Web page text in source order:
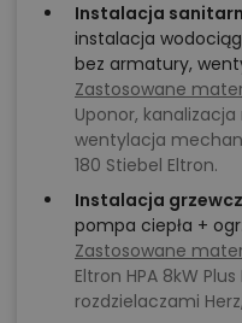
Instalacja
instalacja
bez armatury,
Zastosowane
Uponor,
wentylacja
180 Stiebel Eltron.
Instalacja
pompa ciepła +
Zastosowane
Eltron HPA 8kW
rozdzielaczami